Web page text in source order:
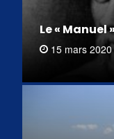
Le « Manuel
15 mars 2020